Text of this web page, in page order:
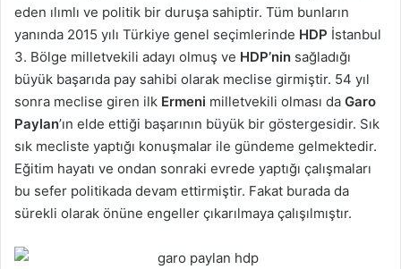
eden ılımlı ve politik bir duruşa sahiptir. Tüm bunların
yanında 2015 yılı Türkiye genel seçimlerinde HDP İstanbul
3. Bölge milletvekili adayı olmuş ve HDP’nin sağladığı
büyük başarıda pay sahibi olarak meclise girmiştir. 54 yıl
sonra meclise giren ilk Ermeni milletvekili olması da Garo
Paylan’ın elde ettiği başarının büyük bir göstergesidir. Sık
sık mecliste yaptığı konuşmalar ile gündeme gelmektedir.
Eğitim hayatı ve ondan sonraki evrede yaptığı çalışmaları
bu sefer politikada devam ettirmiştir. Fakat burada da
sürekli olarak önüne engeller çıkarılmaya çalışılmıştır.